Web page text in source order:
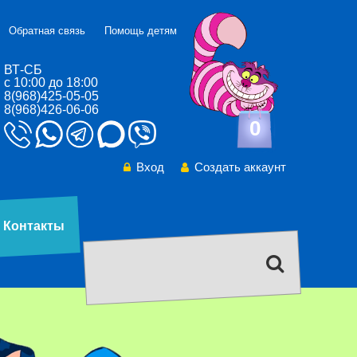
ВТ-СБ
с 10:00 до 18:00
8(968)425-05-05
8(968)426-06-06
Обратная связь Помощь детям
0
Вход Создать аккаунт
Контакты